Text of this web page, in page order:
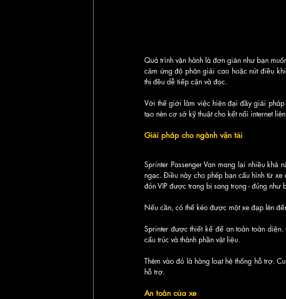
Quá trình vận hành là đơn giản như bạn
cảm ứng độ phân giải cao hoặc nút điều
thị đều dễ tiếp cận và đọc.
Với thế giới làm việc hiện đại đầy giải pháp
tạo nên cơ sở kỹ thuật cho kết nối internet
Giải pháp cho ngành vận tải
Sprinter Passenger Van mang lại nhiều
ngạc. Điều này cho phép bạn cấu hình từ
đón VIP được trang bị sang trọng - đúng như
Nếu cần, có thể kéo được một xe đạp lên
Sprinter được thiết kế để an toàn toàn
cấu trúc và thành phần vật liệu.
Thêm vào đó là hàng loạt hệ thống hỗ trợ.
hỗ trợ.
An toàn của xe